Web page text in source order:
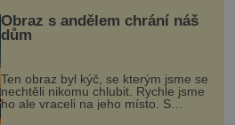
Obraz s andělem chrání náš
dům
Ten obraz byl kýč, se kterým jsme se
nechtěli nikomu chlubit. Rychle jsme
ho ale vraceli na jeho místo. S
manželem Vaškem jsme si pořídili